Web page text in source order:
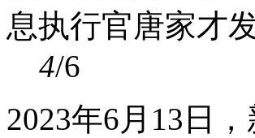
息执行官唐家才
4/6
2023年6月13日